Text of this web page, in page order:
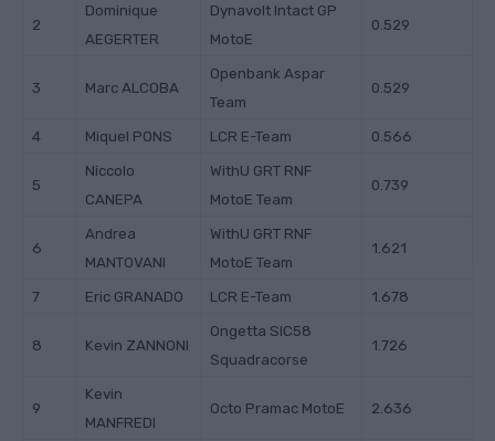
2
Dominique
AEGERTER
Dynavolt Intact GP
MotoE
0.529
3 Marc ALCOBA
Openbank Aspar
Team
0.529
4 Miquel PONS LCR E-Team 0.566
5
Niccolo
CANEPA
WithU GRT RNF
MotoE Team
0.739
6
Andrea
MANTOVANI
WithU GRT RNF
MotoE Team
1.621
7 Eric GRANADO LCR E-Team 1.678
8 Kevin ZANNONI
Ongetta SIC58
Squadracorse
1.726
9
Kevin
MANFREDI
Octo Pramac MotoE 2.636